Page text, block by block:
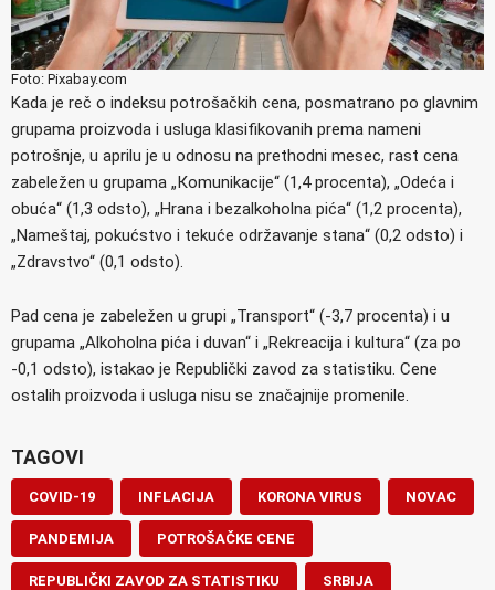
Foto: Pixabay.com
Kada je reč o indeksu potrošačkih cena, posmatrano po glavnim
grupama proizvoda i usluga klasifikovanih prema nameni
potrošnje, u aprilu je u odnosu na prethodni mesec, rast cena
zabeležen u grupama „Кomunikacije“ (1,4 procenta), „Odeća i
obuća“ (1,3 odsto), „Hrana i bezalkoholna pića“ (1,2 procenta),
„Nameštaj, pokućstvo i tekuće održavanje stana“ (0,2 odsto) i
„Zdravstvo“ (0,1 odsto).
Pad cena je zabeležen u grupi „Transport“ (-3,7 procenta) i u
grupama „Alkoholna pića i duvan“ i „Rekreacija i kultura“ (za po
-0,1 odsto), istakao je Republički zavod za statistiku. Cene
ostalih proizvoda i usluga nisu se značajnije promenile.
TAGOVI
COVID-19 INFLACIJA KORONA VIRUS NOVAC
PANDEMIJA POTROŠAČKE CENE
REPUBLIČKI ZAVOD ZA STATISTIKU SRBIJA